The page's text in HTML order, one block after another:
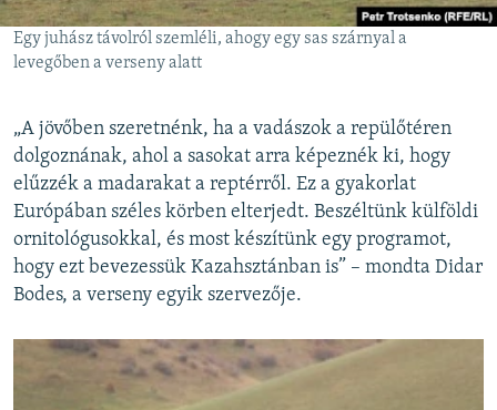
Egy juhász távolról szemléli, ahogy egy sas szárnyal a
levegőben a verseny alatt
„A jövőben szeretnénk, ha a vadászok a repülőtéren
dolgoznának, ahol a sasokat arra képeznék ki, hogy
elűzzék a madarakat a reptérről. Ez a gyakorlat
Európában széles körben elterjedt. Beszéltünk külföldi
ornitológusokkal, és most készítünk egy programot,
hogy ezt bevezessük Kazahsztánban is” – mondta Didar
Bodes, a verseny egyik szervezője.